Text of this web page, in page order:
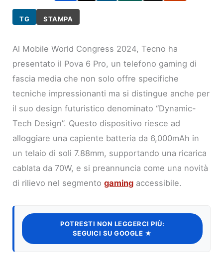
TG STAMPA
Al Mobile World Congress 2024, Tecno ha
presentato il Pova 6 Pro, un telefono gaming di
fascia media che non solo offre specifiche
tecniche impressionanti ma si distingue anche per
il suo design futuristico denominato “Dynamic-
Tech Design”. Questo dispositivo riesce ad
alloggiare una capiente batteria da 6,000mAh in
un telaio di soli 7.88mm, supportando una ricarica
cablata da 70W, e si preannuncia come una novità
di rilievo nel segmentogaming accessibile.
POTRESTI NON LEGGERCI PIÙ:
SEGUICI SU GOOGLE ★